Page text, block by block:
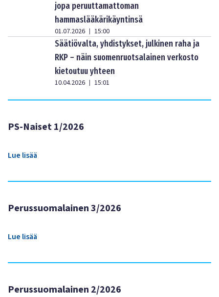
jopa peruuttamattoman
hammaslääkärikäyntinsä
01.07.2026 | 15:00
Säätiövalta, yhdistykset, julkinen raha ja
RKP – näin suomenruotsalainen verkosto
kietoutuu yhteen
10.04.2026 | 15:01
PS-Naiset 1/2026
Lue lisää
Perussuomalainen 3/2026
Lue lisää
Perussuomalainen 2/2026